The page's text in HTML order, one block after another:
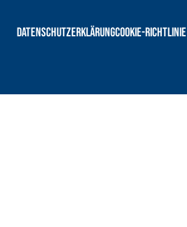
DATENSCHUTZERKLÄRUNGCOOKIE-RICHTLINIE